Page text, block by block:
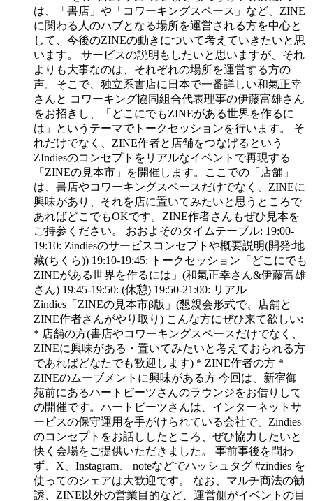
は、「書店」や「コワーキングスペース」など、ZINE
に関わる人のハブとなる場所を運営される方を中心と
して、今後のZINEの動きについて考えていきたいと思
います。 サービスの説明もしたいと思いますが、それ
よりも大事なのは、それぞれの場所を運営する方の
声。そこで、独立系書店に日本で一番詳しい和氣正幸
さんと コワーキング協同組合代表理事の伊藤富雄さん
をお招きし、「どこにでもZINEがある世界を作るに
は」というテーマでトークセッションを行います。 そ
れだけでなく、ZINE作者と店舗をつなげるという
ZIndiesのコンセプトをリアルなイベントで再現する
「ZINEの見本市」を開催します。ここでの「店舗」
は、書店やコワーキングスペースだけでなく、ZINEに
興味があり、それを店に置いてみたいと思うところで
あればどこでもOKです。ZINE作者さんもぜひ見本を
ご持参ください。 おおよそのタイムテーブル: 19:00-
19:10: Zindiesのサービスコンセプトや概要説明(開発:地
藏(ちくら)) 19:10-19:45: トークセッション「どこにでも
ZINEがある世界を作るには」(和氣正幸さん&伊藤富雄
さん) 19:45-19:50: (休憩) 19:50-21:00: リアル
Zindies「ZINEの見本市β版」(懇親会形式で、店舗と
ZINE作者さんがやり取り) こんな方にぜひ来て欲しい:
* 店舗の方(書店やコワーキングスペースだけでなく、
ZINEに興味がある・置いてみたいと考えておられる方
であればどなたでも歓迎します) * ZINE作者の方 *
ZINEのムーブメントに興味がある方 今回は、新宿御
苑前にあるハートビーツさんのラウンジをお借りして
の開催です。ハートビーツさんは、インターネットサ
ービスの保守運用を手がけられている会社で、Zindies
のコンセプトをお話ししたところ、ぜひ協力したいと
快く会場をご提供いただきました。 事前事後を問わ
ず、X、Instagram、 noteなどでハッシュタグ #zindies を
使ってのシェアは大歓迎です。 なお、マルチ商法の勧
誘、ZINE以外の営業目的など、運営側がイベントの目